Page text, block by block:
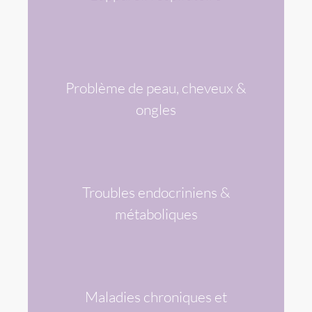
Problème de peau, cheveux &
ongles
VOIR LES DIFFÉRENTS SYMPTÔMES
& LES PIERRES ASSOCIÉES
Troubles endocriniens &
métaboliques
& LES PIERRES ASSOCIÉES
Maladies chroniques et
VOIR LES DIFFÉRENTS SYMPTÔMES